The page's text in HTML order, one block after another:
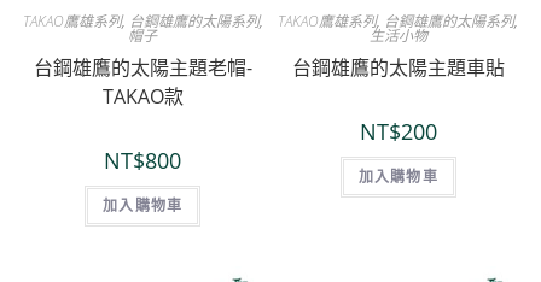
TAKAO鷹雄系列, 台鋼雄鷹的太陽系列,
帽子
台鋼雄鷹的太陽主題老帽-
TAKAO款
NT$800
加入購物車
TAKAO鷹雄系列, 台鋼雄鷹的太陽系列,
生活小物
台鋼雄鷹的太陽主題車貼
NT$200
加入購物車